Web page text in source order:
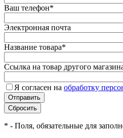
Ваш телефон*
Электронная почта
Название товара*
Ссылка на товар другого
Я согласен на обработку
* - Поля, обязательные для